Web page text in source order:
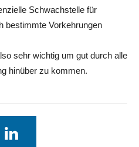
Schwachstelle für
bestimmte Vorkehrungen
sehr wichtig um gut durch alle
hinüber zu kommen.